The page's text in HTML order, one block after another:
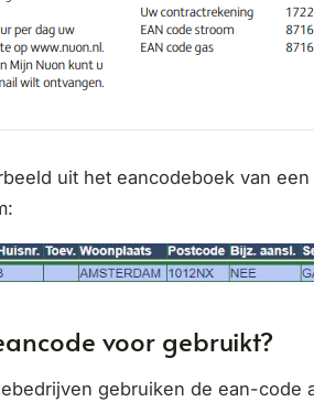
uit het eancodeboek van
voor gebruikt?
gebruiken de ean-code